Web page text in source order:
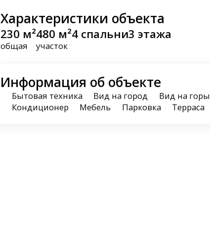
Характеристики объекта
230 м²
общая
480 м²
участок
4 спальни3 этажа
Информация об объекте
Бытовая техника Вид на город Вид на горы
Кондиционер
Мебель Парковка Терраса